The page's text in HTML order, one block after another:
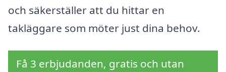
och säkerställer att du hittar en
takläggare som möter just dina behov.
Få 3 erbjudanden, gratis och utan